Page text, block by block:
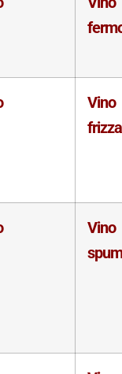
Vino
Vino